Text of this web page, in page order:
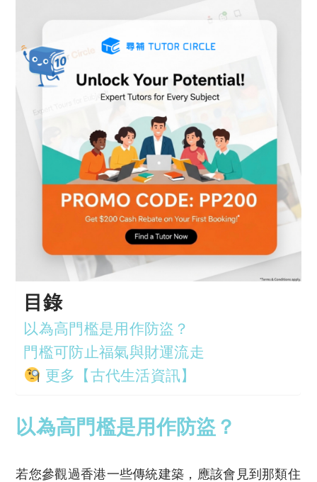
目錄
以為高門檻是用作防盜？
門檻可防止福氣與財運流走
更多【古代生活資訊】
以為高門檻是用作防盜？
若您參觀過香港一些傳統建築，應該會見到那類住